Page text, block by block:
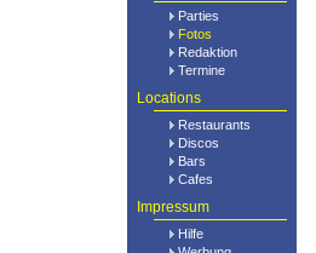
Parties
Fotos
Redaktion
Termine
Locations
Restaurants
Discos
Bars
Cafes
Impressum
Hilfe